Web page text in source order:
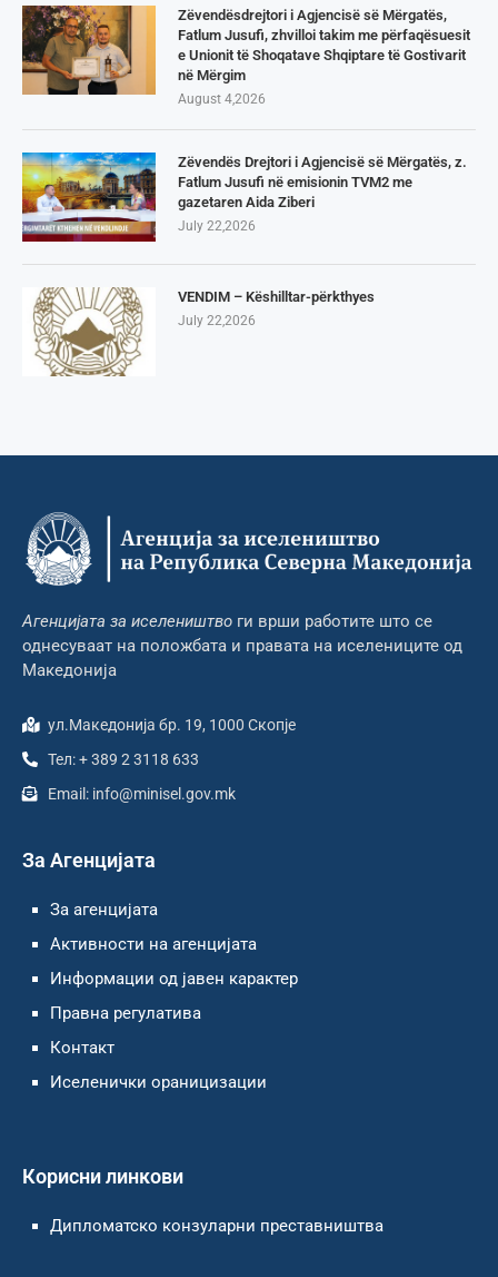
Zëvendësdrejtori i Agjencisë së Mërgatës,
Fatlum Jusufi, zhvilloi takim me përfaqësuesit
e Unionit të Shoqatave Shqiptare të Gostivarit
në Mërgim
August 4,2026
Zëvendës Drejtori i Agjencisë së Mërgatës, z.
Fatlum Jusufi në emisionin TVM2 me
gazetaren Aida Ziberi
July 22,2026
VENDIM – Këshilltar-përkthyes
July 22,2026
Агенцијата за иселеништво ги врши работите што се
однесуваат на положбата и правата на иселениците од
Македонија
ул.Македонија бр. 19, 1000 Скопје
Тел: + 389 2 3118 633
Email: info@minisel.gov.mk
За Агенцијата
За агенцијата
Активности на агенцијата
Информации од јавен карактер
Правна регулатива
Контакт
Иселенички ораницизации
Корисни линкови
Дипломатско конзуларни преставништва